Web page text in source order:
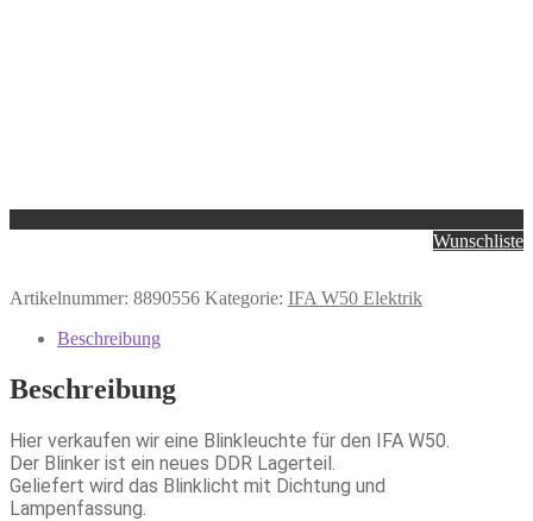
Wunschliste
Artikelnummer: 8890556 Kategorie: IFA W50 Elektrik
Beschreibung
Beschreibung
Hier verkaufen wir eine Blinkleuchte für den IFA W50.
Der Blinker ist ein neues DDR Lagerteil.
Geliefert wird das Blinklicht mit Dichtung und
Lampenfassung.